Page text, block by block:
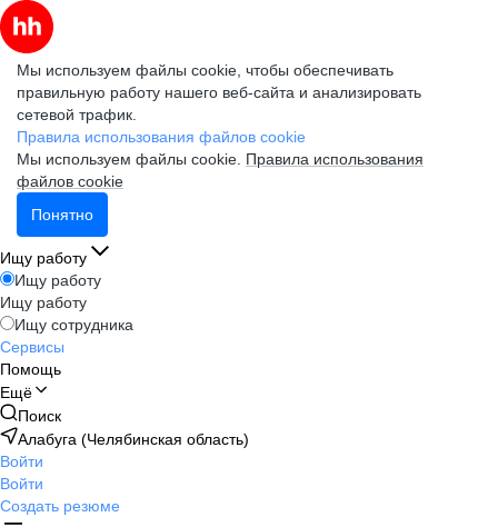
Мы используем файлы cookie, чтобы обеспечивать
правильную работу нашего веб-сайта и анализировать
сетевой трафик.
Правила использования файлов cookie
Мы используем файлы cookie. Правила использования
файлов cookie
Понятно
Ищу работу
Ищу работу
Ищу работу
Ищу сотрудника
Сервисы
Помощь
Ещё
Поиск
Алабуга (Челябинская область)
Войти
Войти
Создать резюме